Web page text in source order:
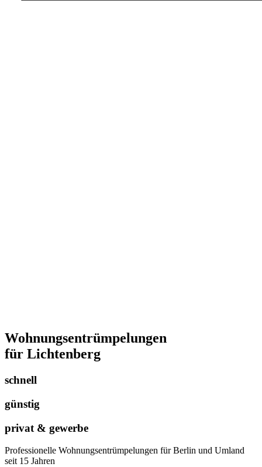
Wohnungsentrümpelungen
für Lichtenberg
schnell
günstig
privat & gewerbe
Professionelle Wohnungsentrümpelungen für Berlin und Umland
seit 15 Jahren